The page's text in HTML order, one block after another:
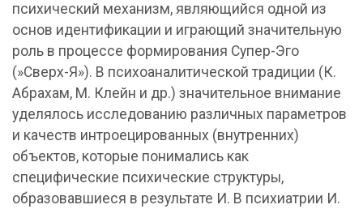
психический механизм, являющийся одной из
основ идентификации и играющий значительную
роль в процессе формирования Супер-Эго
(»Сверх-Я»). В психоаналитической традиции (К.
Абрахам, М. Клейн и др.) значительное внимание
уделялось исследованию различных параметров
и качеств интроецированных (внутренних)
объектов, которые понимались как
специфические психические структуры,
образовавшиеся в результате И. В психиатрии И.